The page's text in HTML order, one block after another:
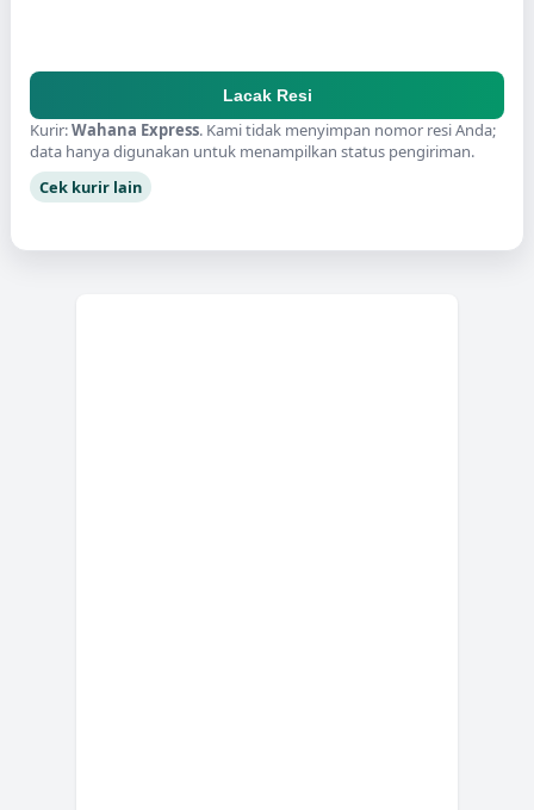
Lacak Resi
Kurir:Wahana Express. Kami tidak menyimpan nomor resi Anda;
data hanya digunakan untuk menampilkan status pengiriman.
Cek kurir lain